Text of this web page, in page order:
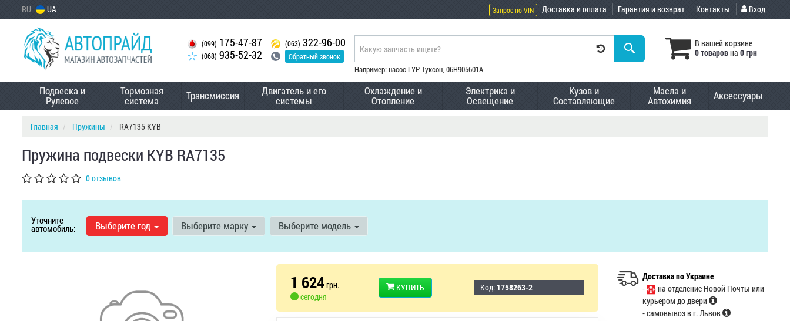
RU UA Запрос по VIN Доставка и оплата Гарантия и возврат Контакты Вход
(099) 175-47-87
(068) 935-52-32
(063) 322-96-00
Обратный звонок
В вашей корзине
0 товаровна 0 грн
Например: насос ГУР Туксон, 06H905601A
Подвеска и
Рулевое
Тормозная
система Трансмиссия Двигатель и его
системы
Охлаждение и
Отопление
Электрика и
Освещение
Кузов и
Составляющие
Масла и
Автохимия Аксессуары
Главная Пружины RA7135 KYB
Пружина подвески KYB RA7135
0 отзывов
Уточните
автомобиль: Выберите год Выберите марку Выберите модель
1 624грн.
сегодня
КУПИТЬ Код: 1758263-2
Доставка по Украине
-
на отделение Новой Почты или
курьером до двери
- самовывоз в г. Львов